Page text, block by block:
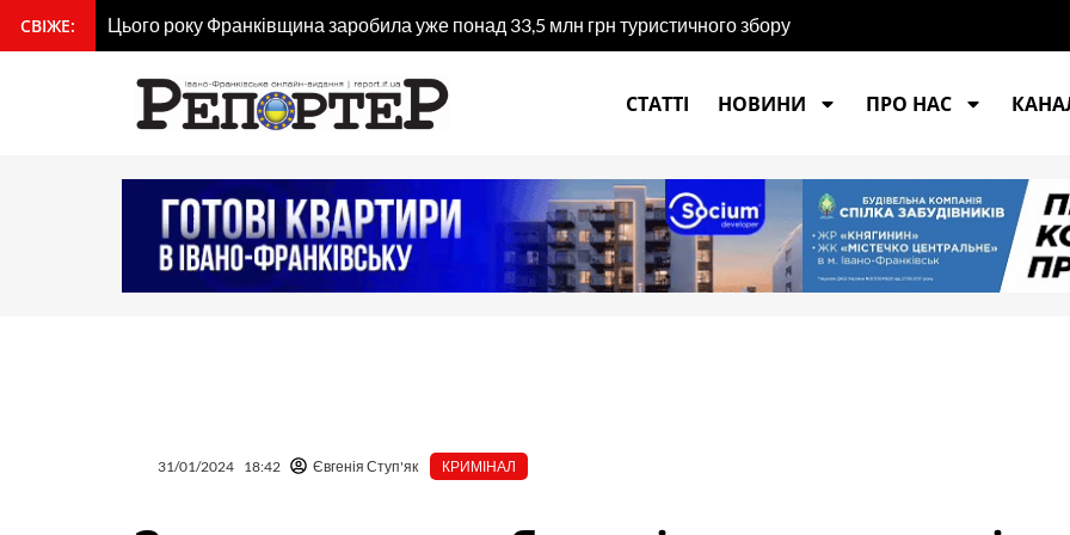
вмісту
СВІЖЕ: Цього року Франківщина заробила уже понад 33,5 млн грн туристичного збору
СТАТТІ
НОВИНИ ПРО НАС
31/01/2024 18:42 Євгенія Ступ'як КРИМІНАЛ